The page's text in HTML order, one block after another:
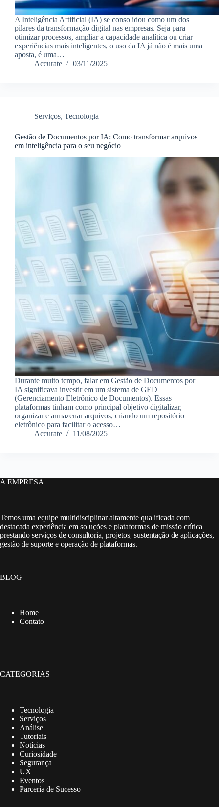
A Inteligência Artificial (IA) se consolidou como um dos
pilares da transformação digital nas empresas. Seja para
otimizar processos, ampliar a capacidade analítica ou criar
experiências mais inteligentes, o uso da IA já não é mais uma
aposta, é uma…
Accurate
03/11/2025
Serviços, Tecnologia
Gestão de Documentos por IA: Como transformar arquivos
em inteligência para o seu negócio
Durante muito tempo, falar em Gestão de Documentos por
IA significava investir em um sistema de GED
(Gerenciamento Eletrônico de Documentos). Essas
plataformas tinham como principal objetivo digitalizar,
organizar e armazenar arquivos, criando um repositório
eletrônico para facilitar o acesso…
Accurate
11/08/2025
A EMPRESA
Temos uma equipe multidisciplinar altamente qualificada com
destacada experiência em soluções e plataformas de missão crítica
prestando serviços de consultoria, projetos, sustentação de aplicações,
gestão de suporte e operação de plataformas.
BLOG
Home
Contato
CATEGORIAS
Tecnologia
Serviços
Análise
Tutoriais
Notícias
Curiosidade
Segurança
UX
Eventos
Parceria de Sucesso